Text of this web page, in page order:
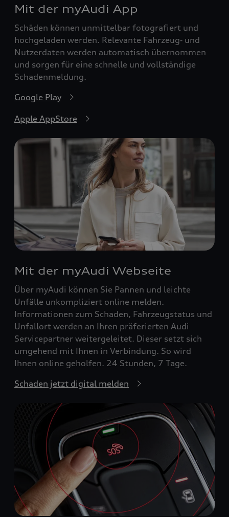
Mit der myAudi App
Schäden können unmittelbar fotografiert und
hochgeladen werden. Relevante Fahrzeug‑ und
Nutzerdaten werden automatisch übernommen
und sorgen für eine schnelle und vollständige
Schadenmeldung.
Google Play
Apple AppStore
Mit der myAudi Webseite
Über myAudi können Sie Pannen und leichte
Unfälle unkompliziert online melden.
Informationen zum Schaden, Fahrzeugstatus und
Unfallort werden an Ihren präferierten Audi
Servicepartner weitergeleitet. Dieser setzt sich
umgehend mit Ihnen in Verbindung. So wird
Ihnen online geholfen. 24 Stunden, 7 Tage.
Schaden jetzt digital melden